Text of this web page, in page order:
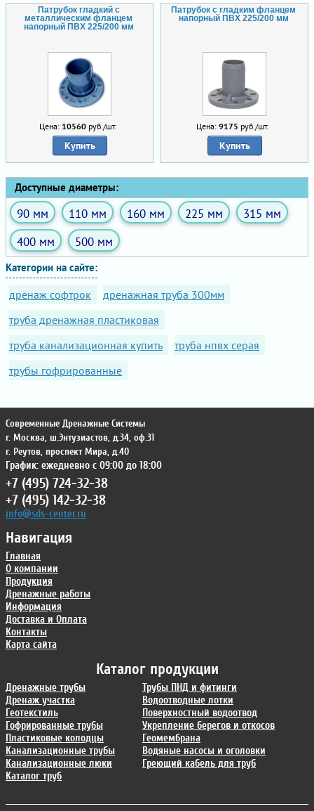
Патрубок гладкий с
металлическим фланцем
напорный ПВХ 225/200 мм
Цена: 10560руб./шт.
Купить
Патрубок с гладким фланцем
напорный ПВХ 225/200 мм
Цена: 9175 руб./шт.
Купить
Доступные диаметры:
90 мм 110 мм 160 мм 225 мм
315 мм
400 мм
500 мм
Категории на сайте:
дренаж софтрок
дренажная труба 300мм
труба дренажная пластиковая
труба канализационная купить
труба нпвх серая
трубы гофрированные
Каталог продукции
Дренажные трубы
Дренаж участка
Геотекстиль
Гофрированные трубы
Пластиковые колодцы
Канализационные трубы
Канализационные люки
Каталог труб
Трубы ПНД и фитинги
Водоотводные лотки
Поверхностный водоотвод
Укрепление берегов и откосов
Геомембрана
Водяные насосы и оголовки
Греющий кабель для труб
Навигация
Главная
О компании
Продукция
Дренажные работы
Информация
Доставка и Оплата
Контакты
Карта сайта
Современные Дренажные Системы
г. Москва, ш.Энтузиастов, д.34, оф.31
г. Реутов, проспект Мира, д.40
График: ежедневно с 09:00 до 18:00
+7 (495) 724-32-38
+7 (495) 142-32-38
info@sds-center.ru